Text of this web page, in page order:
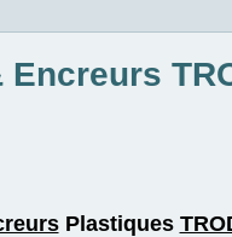
Plastiques